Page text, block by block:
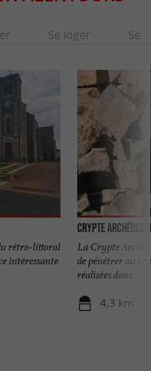
Se loger Se
rétro-littoral
intéressante
Crypte
La Crypte
de pénétrer au
réalisées dans ...
4,3 km -